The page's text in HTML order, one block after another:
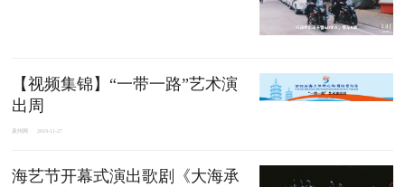
【视频集锦】“一带一路”艺术演
出周
泉州网 2019-11-27
海艺节开幕式演出歌剧《大海承